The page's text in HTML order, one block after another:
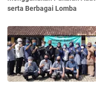
serta Berbagai Lomba